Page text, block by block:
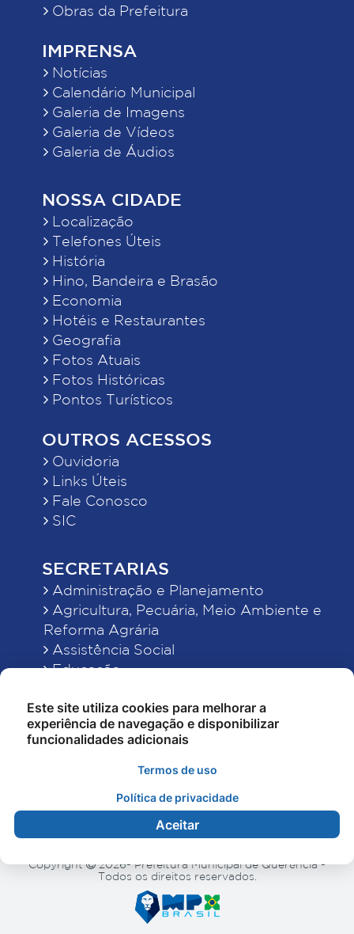
Obras da Prefeitura
IMPRENSA
Notícias
Calendário Municipal
Galeria de Imagens
Galeria de Vídeos
Galeria de Áudios
NOSSA CIDADE
Localização
Telefones Úteis
História
Hino, Bandeira e Brasão
Economia
Hotéis e Restaurantes
Geografia
Fotos Atuais
Fotos Históricas
Pontos Turísticos
OUTROS ACESSOS
Ouvidoria
Links Úteis
Fale Conosco
SIC
SECRETARIAS
Administração e Planejamento
Agricultura, Pecuária, Meio Ambiente e
Reforma Agrária
Assistência Social
Educação
Finanças
Indústria, Comércio, Turismo, Ciência e
Tecnologia
Obras Públicas, Estradas e Rodagens
Saúde
Copyright
2026- Prefeitura Municipal de Querência -
Todos os direitos reservados.
Este site utiliza cookies para melhorar a
experiência de navegação e disponibilizar
funcionalidades adicionais
Termos de uso
Política de privacidade
Aceitar